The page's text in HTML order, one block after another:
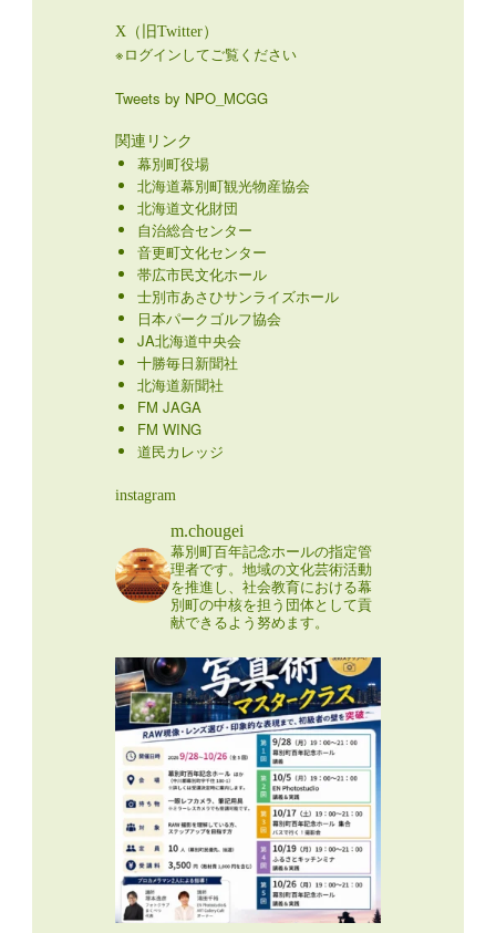
X（旧Twitter）
※ログインしてご覧ください
Tweets by NPO_MCGG
関連リンク
幕別町役場
北海道幕別町観光物産協会
北海道文化財団
自治総合センター
音更町文化センター
帯広市民文化ホール
士別市あさひサンライズホール
日本パークゴルフ協会
JA北海道中央会
十勝毎日新聞社
北海道新聞社
FM JAGA
FM WING
道民カレッジ
instagram
m.chougei
幕別町百年記念ホールの指定管
理者です。地域の文化芸術活動
を推進し、社会教育における幕
別町の中核を担う団体として貢
献できるよう努めます。